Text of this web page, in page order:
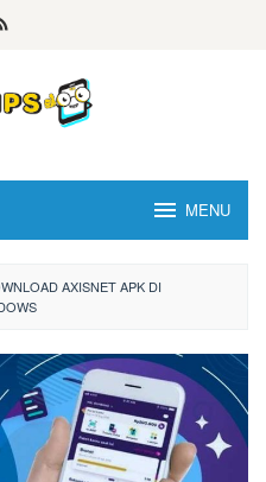
MENU
AXISNET APK DI